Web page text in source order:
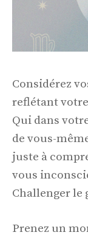
Considérez
reflétant
Qui dans
de vous-
juste à
vous
Challenger le
Prenez un